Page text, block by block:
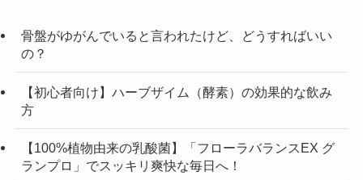
骨盤がゆがんでいると言われたけど、どうすればいい
の？
【初心者向け】ハーブザイム（酵素）の効果的な飲み
方
【100%植物由来の乳酸菌】「フローラバランスEX グ
ランプロ」でスッキリ爽快な毎日へ！